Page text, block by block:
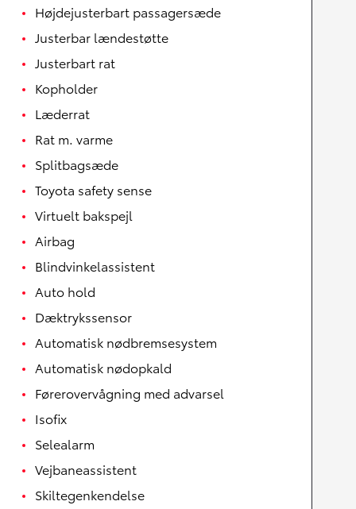
Højdejusterbart passagersæde
Justerbar lændestøtte
Justerbart rat
Kopholder
Læderrat
Rat m. varme
Splitbagsæde
Toyota safety sense
Virtuelt bakspejl
Airbag
Blindvinkelassistent
Auto hold
Dæktrykssensor
Automatisk nødbremsesystem
Automatisk nødopkald
Førerovervågning med advarsel
Isofix
Selealarm
Vejbaneassistent
Skiltegenkendelse